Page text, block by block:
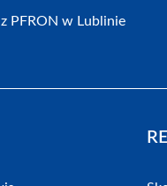
PFRON w Lublinie